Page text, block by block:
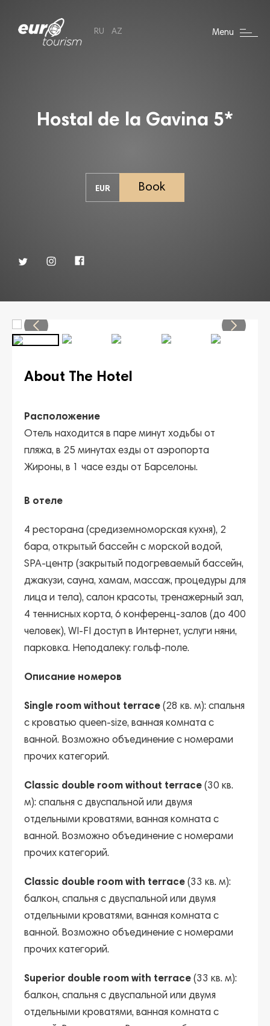
RU AZ Menu
Hostal de la Gavina 5*
EUR Book
About The Hotel
Расположение
Отель находится в паре минут ходьбы от
пляжа, в 25 минутах езды от аэропорта
Жироны, в 1 часе езды от Барселоны.
В отеле
4 ресторана (средиземноморская кухня), 2
бара, открытый бассейн с морской водой,
SPA-центр (закрытый подогреваемый бассейн,
джакузи, сауна, хамам, массаж, процедуры для
лица и тела), салон красоты, тренажерный зал,
4 теннисных корта, 6 конференц-залов (до 400
человек), WI-FI доступ в Интернет, услуги няни,
парковка. Неподалеку: гольф-поле.
Описание номеров
Single room without terrace (28 кв. м): спальня
с кроватью queen-size, ванная комната с
ванной. Возможно объединение с номерами
прочих категорий.
Classic double room without terrace (30 кв.
м): спальня с двуспальной или двумя
отдельными кроватями, ванная комната с
ванной. Возможно объединение с номерами
прочих категорий.
Classic double room with terrace (33 кв. м):
балкон, спальня с двуспальной или двумя
отдельными кроватями, ванная комната с
ванной. Возможно объединение с номерами
прочих категорий.
Superior double room with terrace (33 кв. м):
балкон, спальня с двуспальной или двумя
отдельными кроватями, ванная комната с